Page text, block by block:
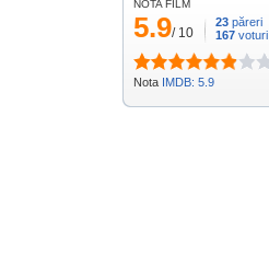
NOTA FILM
5.9/ 10
23 păreri
167 voturi
Nota IMDB: 5.9